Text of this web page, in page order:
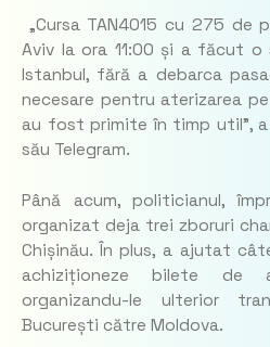
„Cursa TAN4015 cu 275 de
Aviv la ora 11:00 și a făcut
Istanbul, fără a debarca
necesare pentru aterizarea
au fost primite în timp util”, a
său Telegram.
Până acum, politicianul,
organizat deja trei zboruri
Chișinău. În plus, a ajutat
achiziționeze bilete de
organizandu-le ulterior
București către Moldova.